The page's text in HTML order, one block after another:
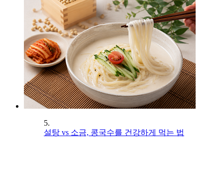
5.
설탕 vs 소금, 콩국수를 건강하게 먹는 법